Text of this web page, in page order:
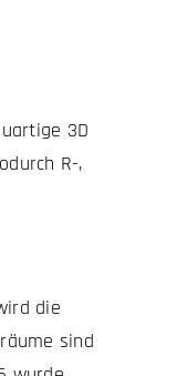
3D
R-,
die
sind